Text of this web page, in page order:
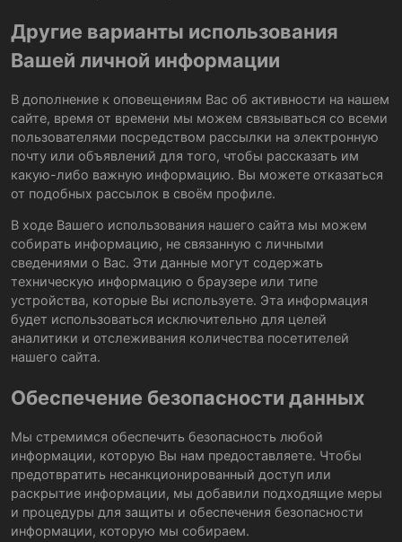
Другие варианты использования
Вашей личной информации
В дополнение к оповещениям Вас об активности на нашем
сайте, время от времени мы можем связываться со всеми
пользователями посредством рассылки на электронную
почту или объявлений для того, чтобы рассказать им
какую-либо важную информацию. Вы можете отказаться
от подобных рассылок в своём профиле.
В ходе Вашего использования нашего сайта мы можем
собирать информацию, не связанную с личными
сведениями о Вас. Эти данные могут содержать
техническую информацию о браузере или типе
устройства, которые Вы используете. Эта информация
будет использоваться исключительно для целей
аналитики и отслеживания количества посетителей
нашего сайта.
Обеспечение безопасности данных
Мы стремимся обеспечить безопасность любой
информации, которую Вы нам предоставляете. Чтобы
предотвратить несанкционированный доступ или
раскрытие информации, мы добавили подходящие меры
и процедуры для защиты и обеспечения безопасности
информации, которую мы собираем.